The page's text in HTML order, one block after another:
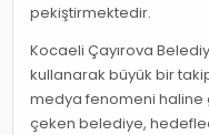
pekiştirmektedir.
Kocaeli Çayırova
kullanarak büyük bir
medya fenomeni haline
çeken belediye,